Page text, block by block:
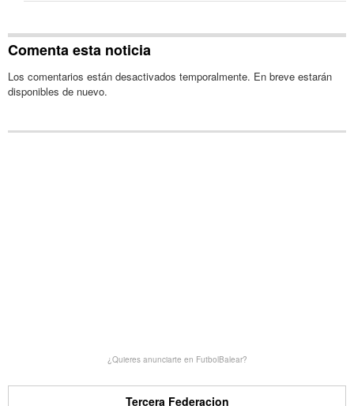
Comenta esta noticia
Los comentarios están desactivados temporalmente. En breve estarán
disponibles de nuevo.
¿Quieres anunciarte en FutbolBalear?
Tercera Federacion